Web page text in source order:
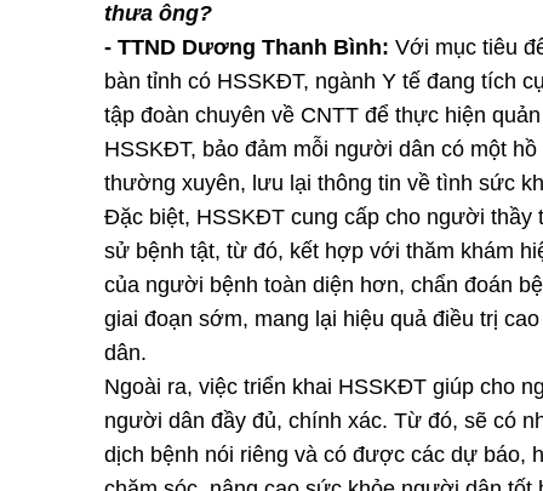
thưa ông?
- TTND Dương Thanh Bình: Với mục tiêu
bàn tỉnh có HSSKĐT, ngành Y tế đang tích
tập đoàn chuyên về CNTT để thực hiện
HSSKĐT, bảo đảm mỗi người dân có một
thường xuyên, lưu lại thông tin về tình sức
Đặc biệt, HSSKĐT cung cấp cho người thầy
sử bệnh tật, từ đó, kết hợp với thăm khám
của người bệnh toàn diện hơn, chẩn đoán
giai đoạn sớm, mang lại hiệu quả điều trị
dân.
Ngoài ra, việc triển khai HSSKĐT giúp cho
người dân đầy đủ, chính xác. Từ đó, sẽ có
dịch bệnh nói riêng và có được các dự báo,